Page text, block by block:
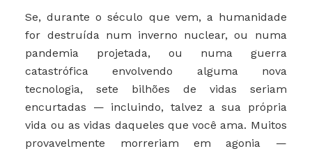
Se, durante o século que vem, a humanidade
for destruída num inverno nuclear, ou numa
pandemia projetada, ou numa guerra
catastrófica envolvendo alguma nova
tecnologia, sete bilhões de vidas seriam
encurtadas — incluindo, talvez a sua própria
vida ou as vidas daqueles que você ama. Muitos
provavelmente morreriam em agonia —